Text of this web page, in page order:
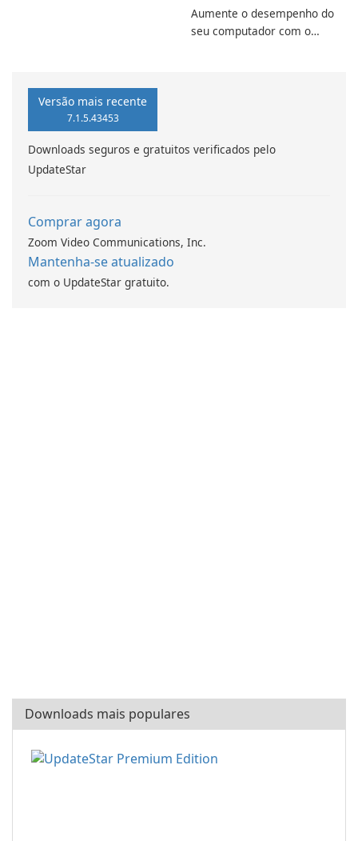
Aumente o desempenho do
seu computador com o
Versão mais recente
7.1.5.43453
Downloads seguros e gratuitos verificados pelo
UpdateStar
Comprar agora
Zoom Video Communications, Inc.
Mantenha-se atualizado
com o UpdateStar gratuito.
Downloads mais populares